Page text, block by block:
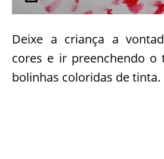
Deixe a criança a
cores e ir preenchendo o
bolinhas coloridas de tinta.